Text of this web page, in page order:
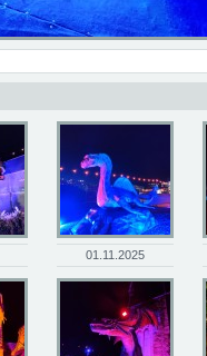
01.11.2025